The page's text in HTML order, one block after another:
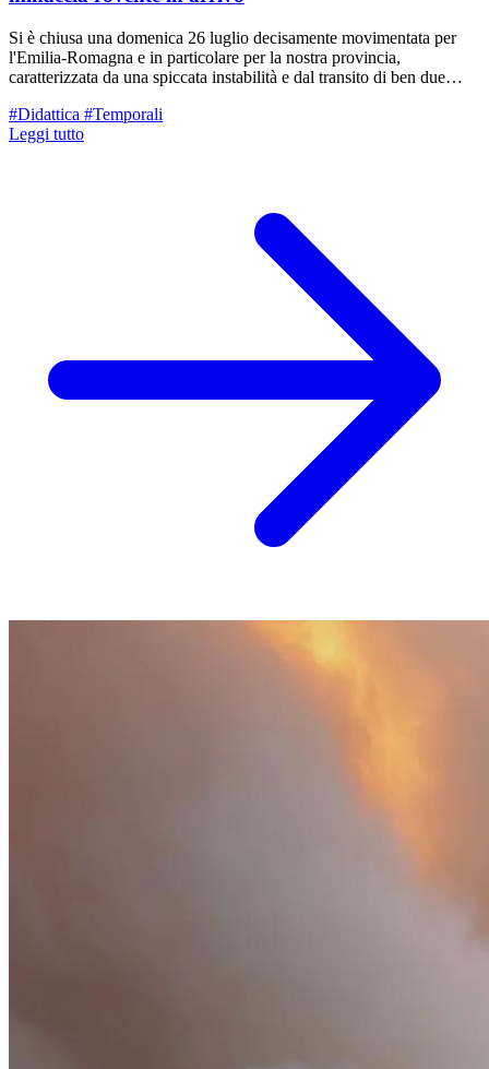
Si è chiusa una domenica 26 luglio decisamente movimentata per
l'Emilia-Romagna e in particolare per la nostra provincia,
caratterizzata da una spiccata instabilità e dal transito di ben due
#Didattica #Temporali
Leggi tutto